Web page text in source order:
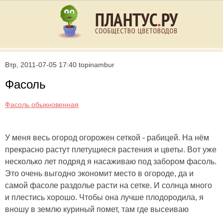
Втр, 2011-07-05 17:40 topinambur
Фасоль
Фасоль обыкновенная
У меня весь огород огорожен сеткой - рабицей. На нём
прекрасно растут плетущиеся растения и цветы. Вот уже
несколько лет подряд я насаживаю под забором фасоль.
Это очень выгодно экономит место в огороде, да и
самой фасоле раздолье расти на сетке. И солнца много
и плестись хорошо. Чтобы она лучше плодородила, я
вношу в землю куриный помет, там где высеиваю